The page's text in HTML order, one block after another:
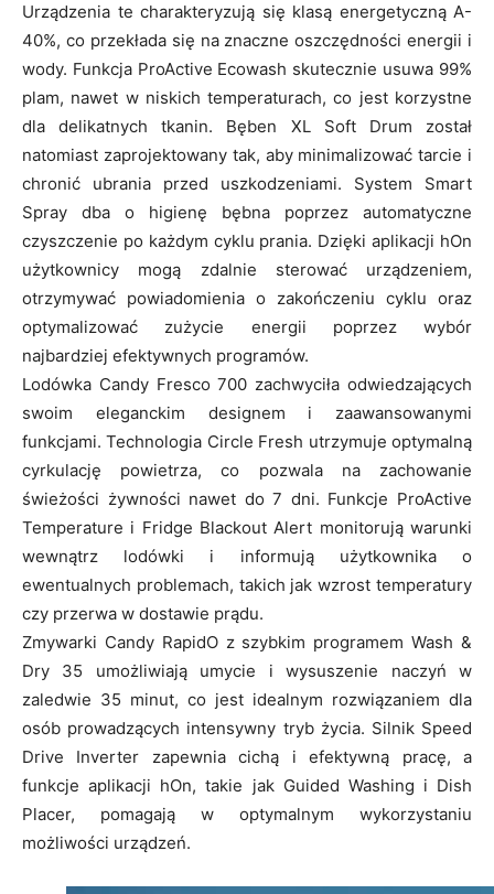
Urządzenia te charakteryzują się klasą energetyczną A-
40%, co przekłada się na znaczne oszczędności energii i
wody. Funkcja ProActive Ecowash skutecznie usuwa 99%
plam, nawet w niskich temperaturach, co jest korzystne
dla delikatnych tkanin. Bęben XL Soft Drum został
natomiast zaprojektowany tak, aby minimalizować tarcie i
chronić ubrania przed uszkodzeniami. System Smart
Spray dba o higienę bębna poprzez automatyczne
czyszczenie po każdym cyklu prania. Dzięki aplikacji hOn
użytkownicy mogą zdalnie sterować urządzeniem,
otrzymywać powiadomienia o zakończeniu cyklu oraz
optymalizować zużycie energii poprzez wybór
najbardziej efektywnych programów.
Lodówka Candy Fresco 700 zachwyciła odwiedzających
swoim eleganckim designem i zaawansowanymi
funkcjami. Technologia Circle Fresh utrzymuje optymalną
cyrkulację powietrza, co pozwala na zachowanie
świeżości żywności nawet do 7 dni. Funkcje ProActive
Temperature i Fridge Blackout Alert monitorują warunki
wewnątrz lodówki i informują użytkownika o
ewentualnych problemach, takich jak wzrost temperatury
czy przerwa w dostawie prądu.
Zmywarki Candy RapidO z szybkim programem Wash &
Dry 35 umożliwiają umycie i wysuszenie naczyń w
zaledwie 35 minut, co jest idealnym rozwiązaniem dla
osób prowadzących intensywny tryb życia. Silnik Speed
Drive Inverter zapewnia cichą i efektywną pracę, a
funkcje aplikacji hOn, takie jak Guided Washing i Dish
Placer, pomagają w optymalnym wykorzystaniu
możliwości urządzeń.